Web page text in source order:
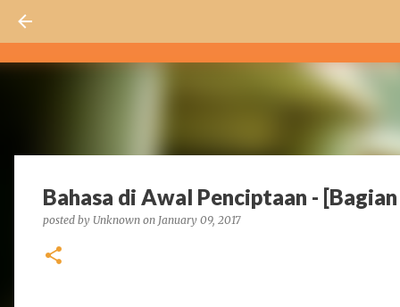
Bahasa di Awal Penciptaan -
posted by Unknown on January 09, 2017